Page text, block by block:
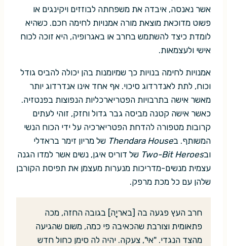
אשר נאנסה, איבדה את משפחתה לבוזזים ויקינגים או
פשוט מדוכאת מוצאת מורה אמנויות לחימה חכם. כשהיא
לומדת כיצד להשתמש בחרב או באגרופיה, היא זוכה לכוח
אישי ולעצמאות.
אמנויות לחימה בנויות כך שמיומנות בהן יכולה להביס גודל
וכוח, לתת לאנדרדוג סיכוי. אף אחד אינו אנדרדוג יותר
מאשר אישה בתרבויות הפטריארכליות הנפוצות בפנטזיה.
כאשר אישה קטנה מביסה גבר גדול וחזק, זוהי לעתים
קרובות מטפורה להדחת הפטריארכיה על ידי הכוח הנשי
המשותף. בThendara House של מריון זימר בראדלי
ובTwo-Bit Heroes של דוריס איגן, נשים אשר למדו הגנה
עצמית מנשים-מדריכות מנערות מעצמן את תפיסת הקורבן
שלהן עם כל מכת מרפק.
חרב העץ פגעה בה [באריָה] בגובה החזה, מכה
פתאומית וצורבת שהכאיבה פי כמה, משום שהגיעה
מהצד הנגדי. "אי", צעקה. יהיה לה סימן כחול חדש